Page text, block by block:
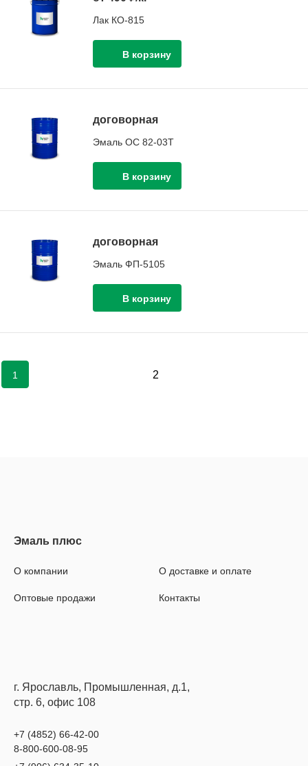
Лак КО-815
договорная
Эмаль ОС 82-03Т
договорная
Эмаль ФП-5105
1 2
О компании
Оптовые продажи
О доставке и оплате
Контакты
г. Ярославль, Промышленная, д.1,
стр. 6, офис 108
+7 (4852) 66-42-00
8-800-600-08-95